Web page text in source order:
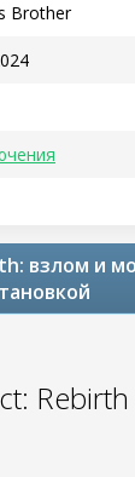
Brother
взлом и